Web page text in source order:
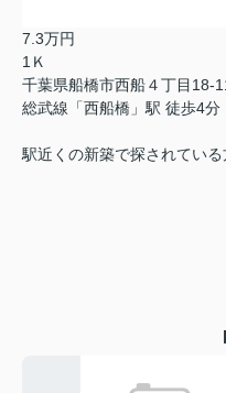
7.3万円
1Ｋ
千葉県船橋市西船４丁目18-
総武線「西船橋」駅 徒歩4分
駅近くの新築で探されてい